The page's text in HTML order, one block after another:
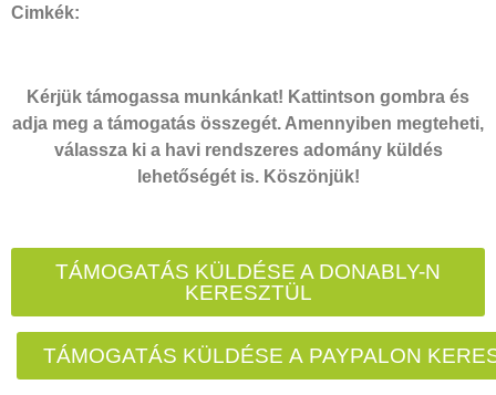
Cimkék:
Kérjük támogassa munkánkat! Kattintson gombra és
adja meg a támogatás összegét. Amennyiben megteheti,
válassza ki a havi rendszeres adomány küldés
lehetőségét is. Köszönjük!
TÁMOGATÁS KÜLDÉSE A DONABLY-N
KERESZTÜL
TÁMOGATÁS KÜLDÉSE A PAYPALON